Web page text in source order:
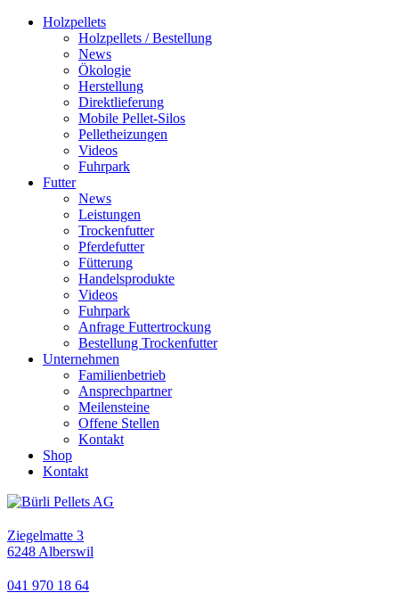
Holzpellets
Holzpellets / Bestellung
News
Ökologie
Herstellung
Direktlieferung
Mobile Pellet-Silos
Pelletheizungen
Videos
Fuhrpark
Futter
News
Leistungen
Trockenfutter
Pferdefutter
Fütterung
Handelsprodukte
Videos
Fuhrpark
Anfrage Futtertrockung
Bestellung Trockenfutter
Unternehmen
Familienbetrieb
Ansprechpartner
Meilensteine
Offene Stellen
Kontakt
Shop
Kontakt
Ziegelmatte 3
6248 Alberswil
041 970 18 64